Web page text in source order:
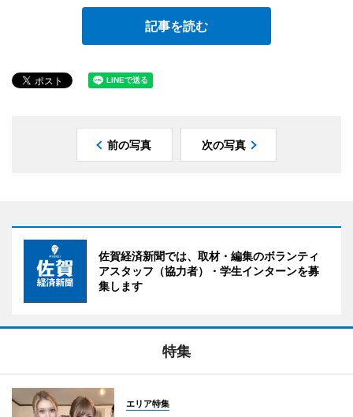
記事を読む
前の写真 次の写真
佐賀経済新聞では、取材・編集のボランティ
アスタッフ（協力者）・学生インターンを募
集します
特集
エリア特集